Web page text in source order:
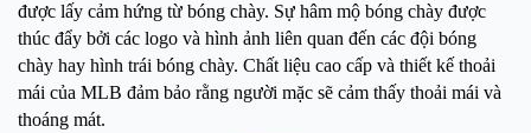
được lấy cảm hứng từ bóng chày. Sự hâm mộ bóng chày được
thúc đẩy bởi các logo và hình ảnh liên quan đến các đội bóng
chày hay hình trái bóng chày. Chất liệu cao cấp và thiết kế thoải
mái của MLB đảm bảo rằng người mặc sẽ cảm thấy thoải mái và
thoáng mát.